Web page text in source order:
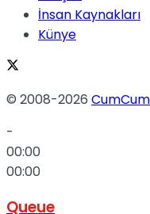
İnsan Kaynakları
Künye
© 2008-2026
-
00:00
00:00
Queue